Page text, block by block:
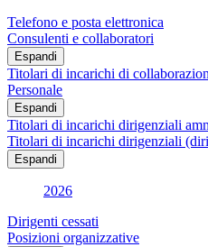
Telefono e posta elettronica
Consulenti e collaboratori
Espandi
Titolari di incarichi di
Personale
Espandi
Titolari di incarichi dirigenziali
Titolari di incarichi dirigenziali
Espandi
2026
Dirigenti cessati
Posizioni organizzative